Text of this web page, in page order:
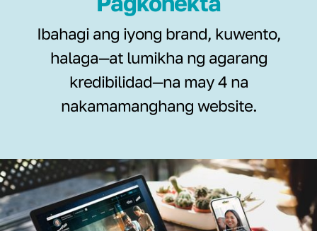
Ibahagi ang iyong brand, kuwento,
halaga—at lumikha ng agarang
kredibilidad—na may 4 na
nakamamanghang website.